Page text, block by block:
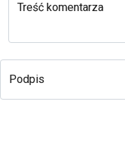
Treść komentarza
Podpis